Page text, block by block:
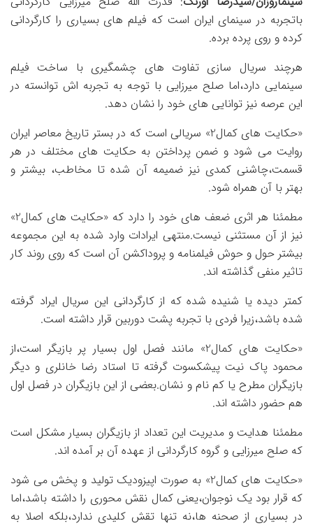
باتجربه در سینمای ایران است که فیلم های بسیاری را کارگردانی
کرده و روی پرده برده.
هرچند سریال سازی تفاوت های چشمگیری با ساخت فیلم
سینمایی دارد،اما صلح میرزایی با توجه به تجربه اش توانسته در
این عرصه نیز توانایی های خود را نشان دهد.
«حکایت های کمال2» سریالی است که در بستر تاریخ معاصر ایران
روایت می شود و ضمن پرداختن به حکایت های مختلف در هر
قسمت،چاشنی کمدی نیز ضمیمه آن شده تا مخاطب، بیشتر و
بهتر با آن همراه شود.
مطمئنا هر اثری ضعف های خود را دارد که «حکایت های کمال2»
نیز از آن مستثنی نیست.منتهی ایرادات وارد شده به این مجموعه
بیشتر حول و حوش فیلمنامه و پروداکشن آن است که روی روند کار
تاثیر منفی گذاشته اند.
کمتر دیده یا شنیده شده که از کارگردانی این سریال ایراد گرفته
شده باشد،زیرا فردی با تجربه پشت دوربین قرار داشته است.
«حکایت های کمال2» مانند فصل اول بسیار پر بازیگر است،از
محمود پاک نیت پیشکسوت گرفته تا استاد رضا خانلری و دیگر
بازیگران مطرح یا کم نام و نشان.بعضی از این بازیگران در فصل اول
هم حضور داشته اند.
مطمئنا هدایت و مدیریت این تعداد از بازیگران بسیار مشکل است
که صلح میرزایی و گروه کارگردانی از عهده آن بر آمده اند.
«حکایت های کمال2» به صورت اپیزودیک تولید و پخش می شود
که قرار بود یک نوجوان،یعنی کمال نقش محوری را داشته باشد،اما
در بسیاری از صحنه ها،نه تنها تقش کلیدی ندارد،بلکه اصلا به